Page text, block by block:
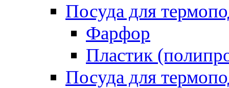
Посуда для
Фарфор
Пластик
Посуда для